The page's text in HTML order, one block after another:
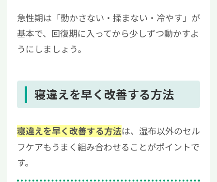
急性期は「動かさない・揉まない・冷やす」が
基本で、回復期に入ってから少しずつ動かすよ
うにしましょう。
寝違えを早く改善する方法
寝違えを早く改善する方法は、湿布以外のセル
フケアもうまく組み合わせることがポイントで
す。